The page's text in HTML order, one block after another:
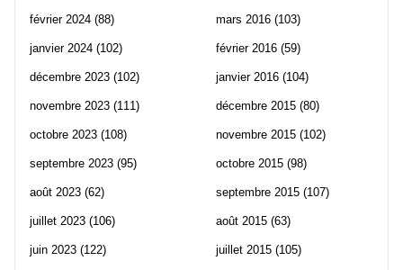
février 2024 (88)
janvier 2024 (102)
décembre 2023 (102)
novembre 2023 (111)
octobre 2023 (108)
septembre 2023 (95)
août 2023 (62)
juillet 2023 (106)
juin 2023 (122)
mars 2016 (103)
février 2016 (59)
janvier 2016 (104)
décembre 2015 (80)
novembre 2015 (102)
octobre 2015 (98)
septembre 2015 (107)
août 2015 (63)
juillet 2015 (105)